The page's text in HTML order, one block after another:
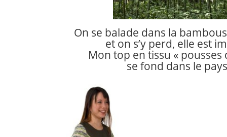
On se balade dans la
et on s’y perd, elle est
Mon top en tissu « pousses
se fond dans le